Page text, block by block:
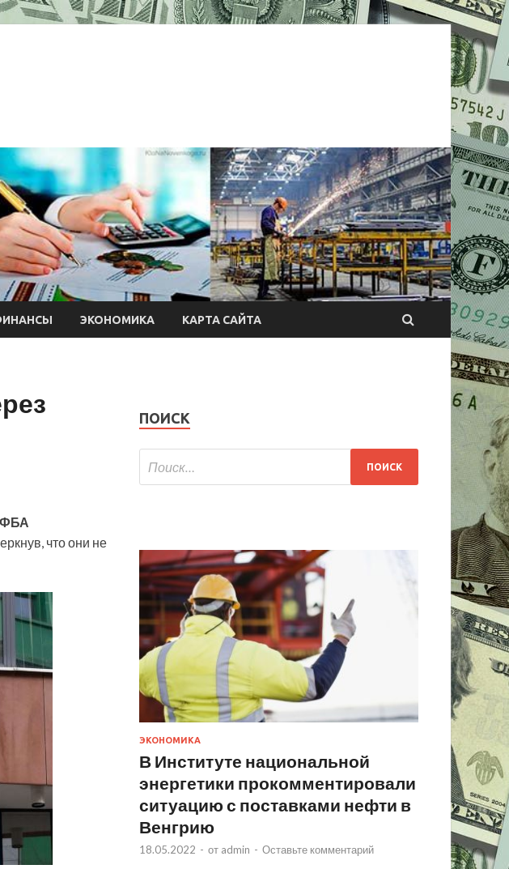
ЭКОНОМИКА КАРТА САЙТА
ФБА
что они не
ПОИСК
ЭКОНОМИКА
В Институте национальной
энергетики прокомментировали
ситуацию с поставками нефти в
Венгрию
18.05.2022 - от admin - Оставьте комментарий